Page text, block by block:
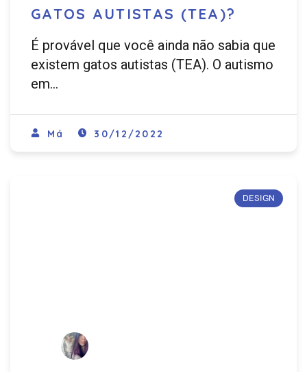
GATOS AUTISTAS (TEA)?
É provável que você ainda não sabia que
existem gatos autistas (TEA). O autismo
em…
Má 30/12/2022
DESIGN